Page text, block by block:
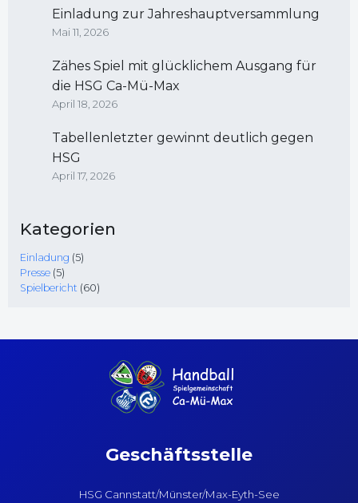
Einladung zur Jahreshauptversammlung
Mai 11, 2026
Zähes Spiel mit glücklichem Ausgang für
die HSG Ca-Mü-Max
April 18, 2026
Tabellenletzter gewinnt deutlich gegen
HSG
April 17, 2026
Kategorien
Einladung (5)
Presse (5)
Spielbericht (60)
Geschäftsstelle
HSG Cannstatt/Münster/Max-Eyth-See